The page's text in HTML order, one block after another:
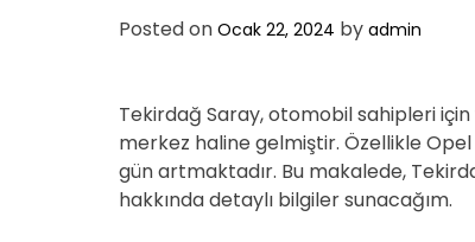
Posted on Ocak 22, 2024 by admin
Tekirdağ Saray, otomobil sahipleri
merkez haline gelmiştir. Özellikle
gün artmaktadır. Bu makalede,
hakkında detaylı bilgiler sunacağım.